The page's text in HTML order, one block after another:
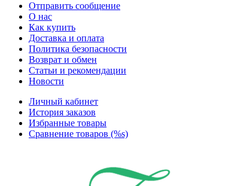
Отправить сообщение
О нас
Как купить
Доставка и оплата
Политика безопасности
Возврат и обмен
Статьи и рекомендации
Новости
Личный кабинет
История заказов
Избранные товары
Сравнение товаров (%s)